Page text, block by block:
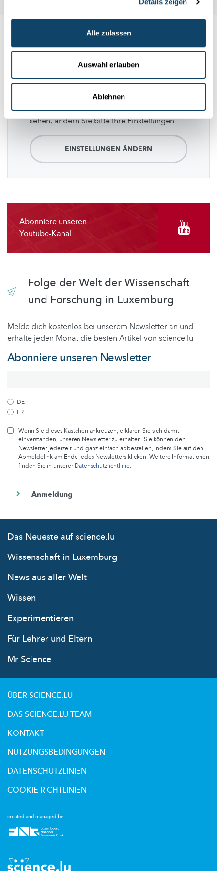
Details zeigen
Alle zulassen
Auswahl erlauben
Ablehnen
Folgescience.lu
Diese Plugins sind ausgeblendet, weil Sie
Cookies im Zusammenhang mit sozialen
Netzwerken abgelehnt haben. Um sie zu
sehen, ändern Sie bitte Ihre Einstellungen.
EINSTELLUNGEN ÄNDERN
Abonniere unseren
Youtube-Kanal
Folge der Welt der Wissenschaft
und Forschung in Luxemburg
Melde dich kostenlos bei unserem Newsletter an und
erhalte jeden Monat die besten Artikel von science.lu
Abonniere unseren Newsletter
DE
FR
Wenn Sie dieses Kästchen ankreuzen, erklären Sie sich damit
einverstanden, unseren Newsletter zu erhalten. Sie können den
Newsletter jederzeit und ganz einfach abbestellen, indem Sie auf den
Abmeldelink am Ende jedes Newsletters klicken. Weitere Informationen
finden Sie in unsererDatenschutzrichtlinie.
Das Neueste auf science.lu
Wissenschaft in Luxemburg
News aus aller Welt
Wissen
Experimentieren
Für Lehrer und Eltern
Mr Science
created and managed by
ÜBER SCIENCE.LU
DAS SCIENCE.LU-TEAM
KONTAKT
NUTZUNGSBEDINGUNGEN
DATENSCHUTZLINIEN
COOKIE RICHTLINIEN